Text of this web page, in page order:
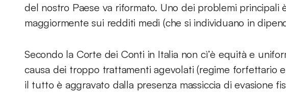
del nostro Paese va riformato. Uno dei problemi principali
maggiormente sui redditi medi (che si individuano in
Secondo la Corte dei Conti in Italia non cì’è equità e
causa dei troppo trattamenti agevolati (regime forfettario
il tutto è aggravato dalla presenza massiccia di evasione